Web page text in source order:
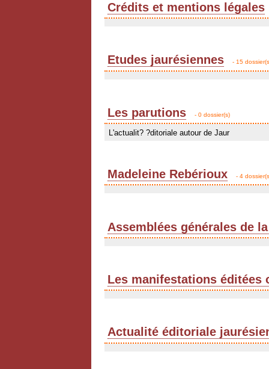
Crédits et mentions légales
Etudes jaurésiennes - 15
Les parutions - 0 dossier(s)
L'actualit? ?ditoriale autour de Jaur
Madeleine Rebérioux - 4
Assemblées générales de
Les manifestations éditées
Actualité éditoriale